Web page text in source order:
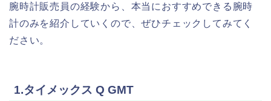
腕時計販売員の経験から、本当におすすめできる腕時
計のみを紹介していくので、ぜひチェックしてみてく
ださい。
1.タイメックス Q GMT